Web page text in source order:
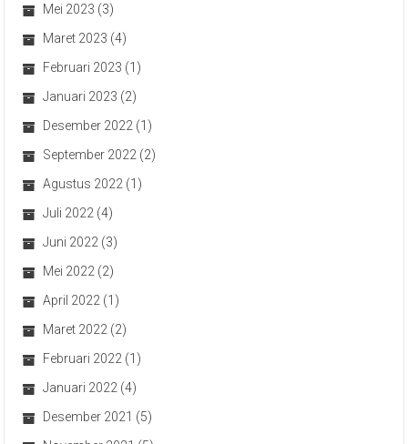
Mei 2023 (3)
Maret 2023 (4)
Februari 2023 (1)
Januari 2023 (2)
Desember 2022 (1)
September 2022 (2)
Agustus 2022 (1)
Juli 2022 (4)
Juni 2022 (3)
Mei 2022 (2)
April 2022 (1)
Maret 2022 (2)
Februari 2022 (1)
Januari 2022 (4)
Desember 2021 (5)